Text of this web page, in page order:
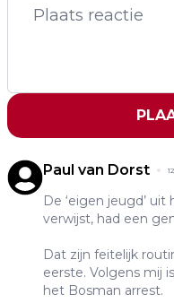
Paul van Dorst
De ‘eigen jeugd’
verwijst, had een
Dat zijn feitelijk
eerste. Volgens mij
het Bosman arrest.